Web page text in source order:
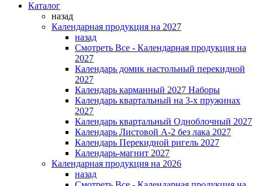
Каталог
назад
Календарная продукция на 2027
назад
Смотреть Все - Календарная продукция на
2027
Календарь домик настольный перекидной
2027
Календарь карманный 2027 Наборы
Календарь квартальный на 3-х пружинах
2027
Календарь квартальный Одноблочный 2027
Календарь Листовой А-2 без лака 2027
Календарь Перекидной ригель 2027
Календарь-магнит 2027
Календарная продукция на 2026
назад